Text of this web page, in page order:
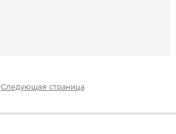
Следующая страница